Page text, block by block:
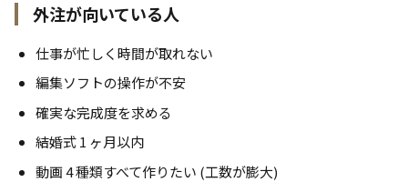
外注が向いている人
仕事が忙しく時間が取れない
編集ソフトの操作が不安
確実な完成度を求める
結婚式 1 ヶ月以内
動画 4 種類すべて作りたい (工数が膨大)